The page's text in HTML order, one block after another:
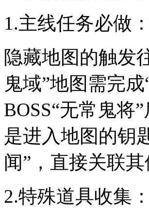
1.主线任务必做
隐藏地图的触发
鬼域”地图需完
BOSS“无常鬼将
是进入地图的钥
闻”，直接关联
2.特殊道具收集